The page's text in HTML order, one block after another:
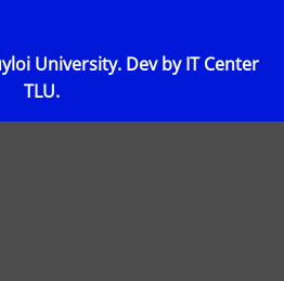
University. Dev by IT Center
TLU.